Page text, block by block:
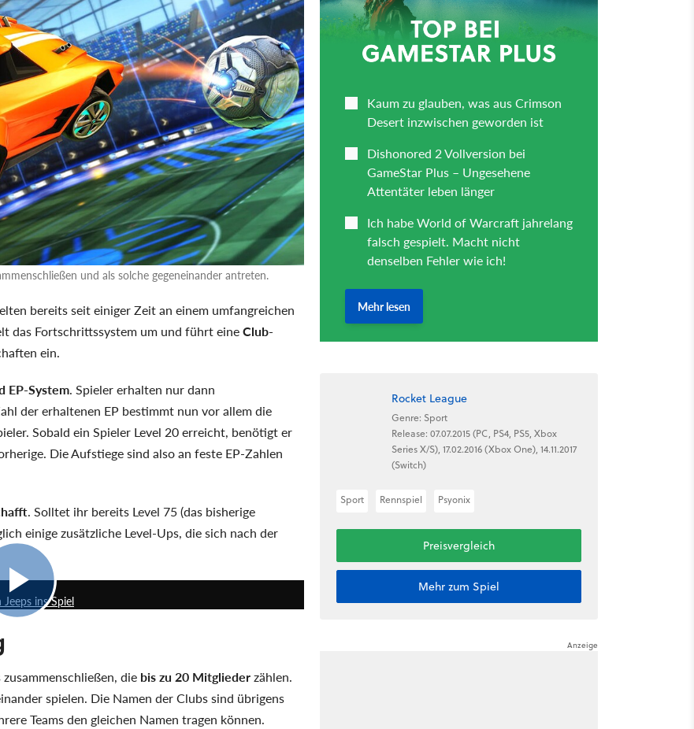
und als solche gegeneinander antreten.
bereits seit einiger Zeit an einem umfangreichen
das Fortschrittssystem um und führt eineClub-
ein.
EP-System. Spieler erhalten nur dann
der erhaltenen EP bestimmt nun vor allem die
Sobald ein Spieler Level 20 erreicht, benötigt er
Die Aufstiege sind also an feste EP-Zahlen
. Solltet ihr bereits Level 75 (das bisherige
einige zusätzliche Level-Ups, die sich nach der
ins Spiel
die bis zu 20 Mitgliederzählen.
spielen. Die Namen der Clubs sind übrigens
Teams den gleichen Namen tragen können.
Rocket League
Genre: Sport
Release: 07.07.2015 (PC, PS4, PS5, Xbox
Series X/S), 17.02.2016 (Xbox One), 14.11.2017
(Switch)
Sport Rennspiel Psyonix
Preisvergleich
Mehr zum Spiel